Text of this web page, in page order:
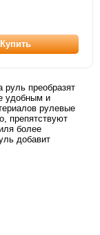
Купить
руль преобразят
удобным и
рулевые
препятствуют
более
добавит